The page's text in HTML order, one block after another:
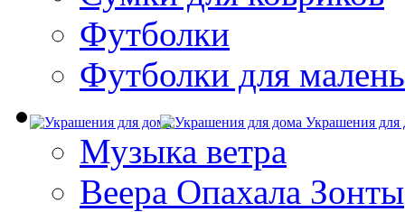
Футболки
Футболки для
Украшения для
Музыка ветра
Веера Опахала Зонты